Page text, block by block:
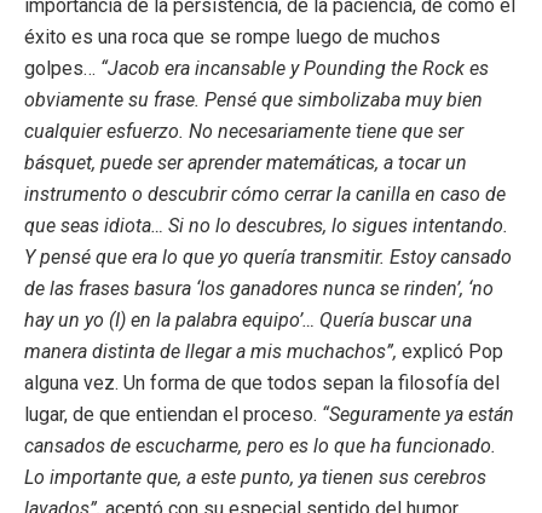
importancia de la persistencia, de la paciencia, de cómo el
éxito es una roca que se rompe luego de muchos
golpes… “Jacob era incansable y Pounding the Rock es
obviamente su frase. Pensé que simbolizaba muy bien
cualquier esfuerzo. No necesariamente tiene que ser
básquet, puede ser aprender matemáticas, a tocar un
instrumento o descubrir cómo cerrar la canilla en caso de
que seas idiota… Si no lo descubres, lo sigues intentando.
Y pensé que era lo que yo quería transmitir. Estoy cansado
de las frases basura ‘los ganadores nunca se rinden’, ‘no
hay un yo (I) en la palabra equipo’… Quería buscar una
manera distinta de llegar a mis muchachos”, explicó Pop
alguna vez. Un forma de que todos sepan la filosofía del
lugar, de que entiendan el proceso. “Seguramente ya están
cansados de escucharme, pero es lo que ha funcionado.
Lo importante que, a este punto, ya tienen sus cerebros